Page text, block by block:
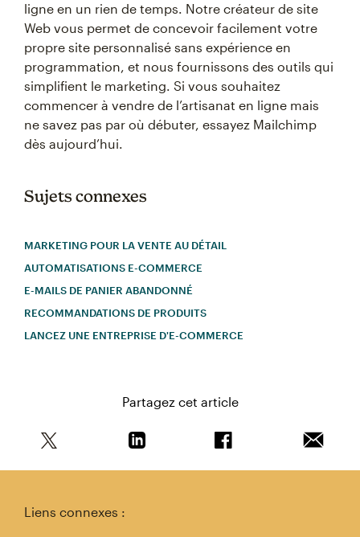
ligne en un rien de temps. Notre créateur de site
Web vous permet de concevoir facilement votre
propre site personnalisé sans expérience en
programmation, et nous fournissons des outils qui
simplifient le marketing. Si vous souhaitez
commencer à vendre de l’artisanat en ligne mais
ne savez pas par où débuter, essayez Mailchimp
dès aujourd’hui.
Sujets connexes
MARKETING POUR LA VENTE AU DÉTAIL
AUTOMATISATIONS E-COMMERCE
E-MAILS DE PANIER ABANDONNÉ
RECOMMANDATIONS DE PRODUITS
LANCEZ UNE ENTREPRISE D'E-COMMERCE
Partagez cet article
Liens connexes :